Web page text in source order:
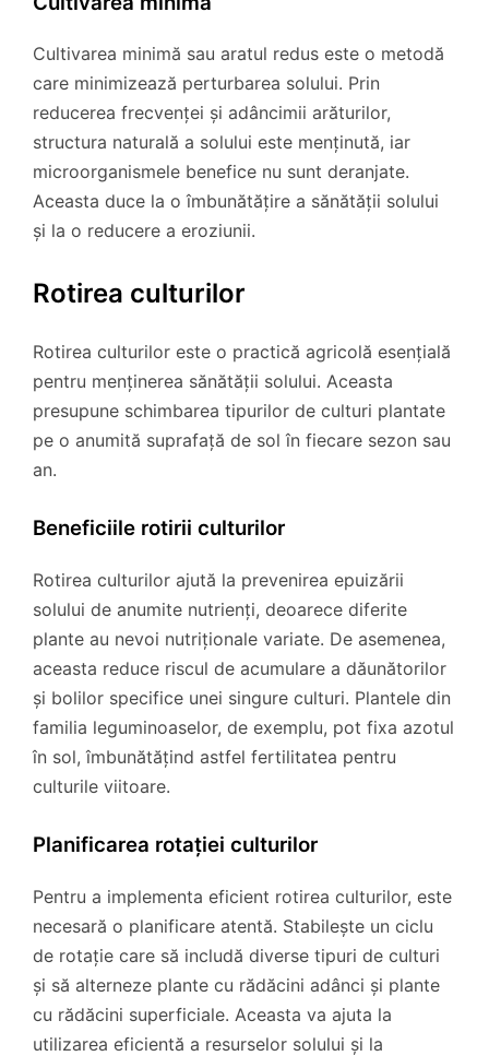
Cultivarea minimă sau aratul redus este o metodă
care minimizează perturbarea solului. Prin
reducerea frecvenței și adâncimii arăturilor,
structura naturală a solului este menținută, iar
microorganismele benefice nu sunt deranjate.
Aceasta duce la o îmbunătățire a sănătății solului
și la o reducere a eroziunii.
Rotirea culturilor
Rotirea culturilor este o practică agricolă esențială
pentru menținerea sănătății solului. Aceasta
presupune schimbarea tipurilor de culturi plantate
pe o anumită suprafață de sol în fiecare sezon sau
an.
Beneficiile rotirii culturilor
Rotirea culturilor ajută la prevenirea epuizării
solului de anumite nutrienți, deoarece diferite
plante au nevoi nutriționale variate. De asemenea,
aceasta reduce riscul de acumulare a dăunătorilor
și bolilor specifice unei singure culturi. Plantele din
familia leguminoaselor, de exemplu, pot fixa azotul
în sol, îmbunătățind astfel fertilitatea pentru
culturile viitoare.
Planificarea rotației culturilor
Pentru a implementa eficient rotirea culturilor, este
necesară o planificare atentă. Stabilește un ciclu
de rotație care să includă diverse tipuri de culturi
și să alterneze plante cu rădăcini adânci și plante
cu rădăcini superficiale. Aceasta va ajuta la
utilizarea eficientă a resurselor solului și la